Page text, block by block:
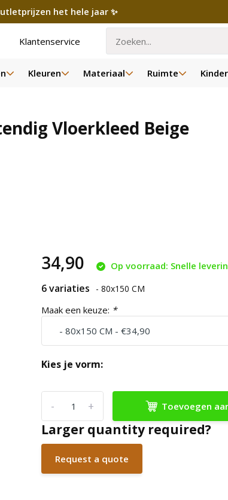
het hele jaar ✨
Klantenservice
Kleuren Materiaal Ruimte
Vloerkleed Beige
34,90 Op voorraad: Snelle
6 variaties - 80x150 CM
Maak een keuze: *
Kies je vorm:
+
- Toevoegen
Larger quantity required?
Request a quote